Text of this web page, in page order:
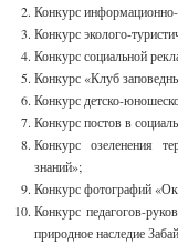
Конкурс
Конкурс эколого-
Конкурс социальной
Конкурс «Клуб
Конкурс детско-
Конкурс постов в
Конкурс озеленения
знаний»;
Конкурс фотографий
Конкурс педагогов-
природное наследие